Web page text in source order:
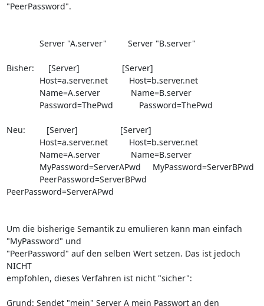
"PeerPassword".
Bisher:      [Server]                  [Server]
Neu:         [Server]                  [Server]
PeerPassword=ServerAPwd
Um die bisherige Semantik zu emulieren kann man einfach
"MyPassword" und
"PeerPassword" auf den selben Wert setzen. Das ist jedoch
NICHT
empfohlen, dieses Verfahren ist nicht "sicher":
Grund: Sendet "mein" Server A mein Passwort an den